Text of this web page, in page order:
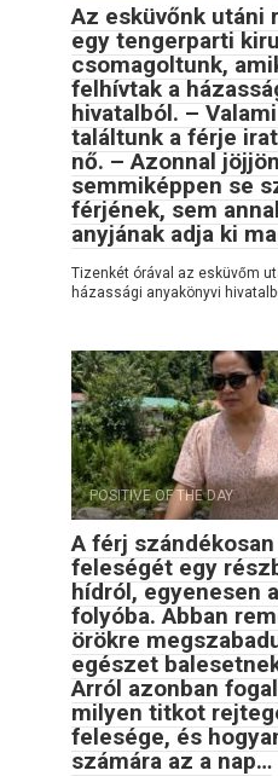
Az esküvőnk utáni
egy tengerparti
csomagoltunk,
felhívtak a
hivatalból. –
találtunk a férje
nő. – Azonnal
semmiképpen se
férjének, sem
anyjának adja ki
Tizenkét órával az esküvőm
házassági anyakönyvi
POSITIVE OF THE DAY
A férj
feleségét egy
hídról, egyenesen
folyóba. Abban
örökre
egészet
Arról azonban
milyen titkot
felesége, és
számára az a nap…